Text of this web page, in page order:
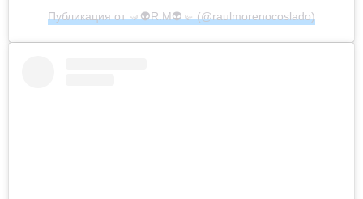
Публикация от 🤜👽R.M👽🤛 (@raulmorenocoslado)